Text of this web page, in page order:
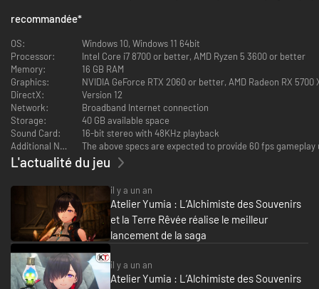
- Combat
recommandée*
OS:
Windows 10, Windows 11 64bit
Processor:
Intel Core i7 8700 or better, AMD Ryzen 5 3600 or better
Memory:
16 GB RAM
Graphics:
NVIDIA GeForce RTX 2060 or better, AMD Radeon RX
DirectX:
Version 12
Network:
Broadband Internet connection
Storage:
40 GB available space
Sound Card:
16-bit stereo with 48KHz playback
Additional Notes:
The above specs are expected to provide 60 fps
L'actualité du jeu
il y a un an
Atelier Yumia : L’Alchimiste des Souvenirs
et la Terre Rêvée réalise le meilleur
lancement de la saga
il y a un an
Atelier Yumia : L’Alchimiste des Souvenirs